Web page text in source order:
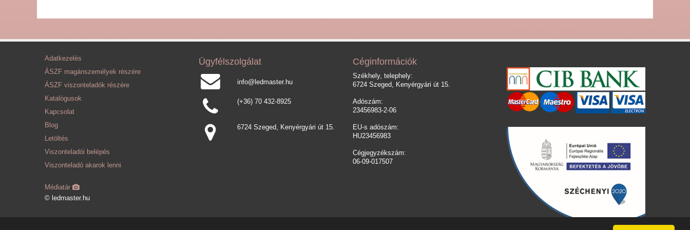
Adatkezelés
ÁSZF magánszemélyek részére
ÁSZF viszonteladók részére
Katalógusok
Kapcsolat
Blog
Letöltés
Viszonteladói belépés
Viszonteladó akarok lenni
Médiatár
© ledmaster.hu
Ügyfélszolgálat
info@ledmaster.hu
(+36) 70 432-8925
6724 Szeged, Kenyérgyári út 15.
Céginformációk
Székhely, telephely:
6724 Szeged, Kenyérgyári út 15.
Adószám:
23456983-2-06
EU-s adószám:
HU23456983
Cégjegyzékszám:
06-09-017507